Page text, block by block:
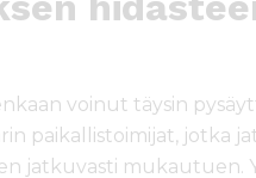
voinut täysin
paikallistoimijat, jotka
jatkuvasti mukautuen.